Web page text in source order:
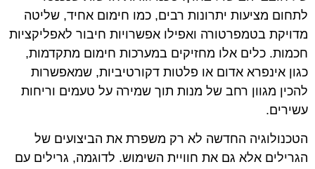
לתחום מציעות יתרונות רבים, כמו חימום אחיד, שליטה
מדויקת בטמפרטורה ואפילו אפשרויות חיבור לאפליקציות
חכמות. כלים אלו מחזיקים במערכות חימום מתקדמות,
כגון אינפרא אדום או פלטות דקורטיביות, שמאפשרות
להכין מגוון רחב של מנות תוך שמירה על טעמים וריחות
עשירים.
הטכנולוגיה החדשה לא רק משפרת את הביצועים של
הגרילים אלא גם את חוויית השימוש. לדוגמה, גרילים עם